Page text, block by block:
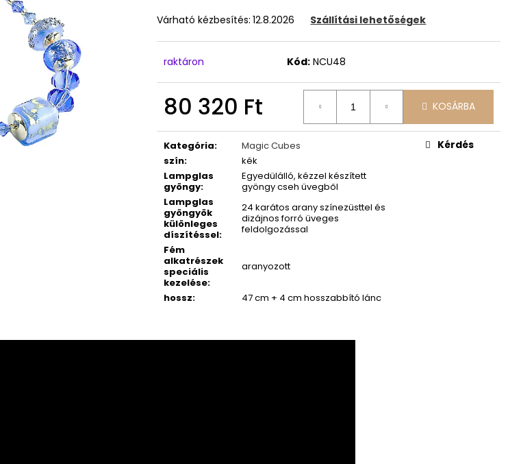
Várható kézbesítés: 12.8.2026 Szállítási lehetőségek
raktáron Kód: NCU48
80 320 Ft KOSÁRBA
Kategória:
Magic Cubes
szín:
kék
Lampglas
gyöngy:
Egyedülálló, kézzel készített
gyöngy cseh üvegből
Lampglas
gyöngyök
különleges
díszítéssel:
24 karátos arany színezüsttel és
dizájnos forró üveges
feldolgozással
Fém
alkatrészek
speciális
kezelése:
aranyozott
hossz: 47 cm + 4 cm hosszabbító lánc
Kérdés